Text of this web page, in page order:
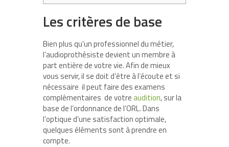
Les critères de base
Bien plus qu’un professionnel du métier,
l’audioprothésiste devient un membre à
part entière de votre vie. Afin de mieux
vous servir, il se doit d’être à l’écoute et si
nécessaire il peut faire des examens
complémentaires de votreaudition, sur la
base de l’ordonnance de l’ORL. Dans
l’optique d’une satisfaction optimale,
quelques éléments sont à prendre en
compte.